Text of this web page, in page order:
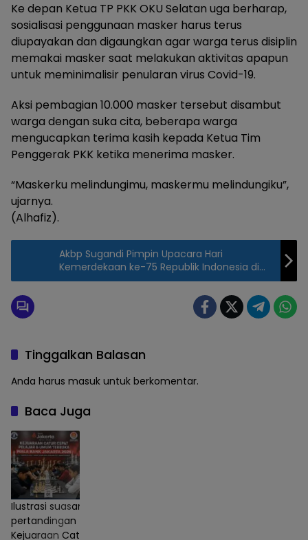
Ke depan Ketua TP PKK OKU Selatan uga berharap,
sosialisasi penggunaan masker harus terus
diupayakan dan digaungkan agar warga terus disiplin
memakai masker saat melakukan aktivitas apapun
untuk meminimalisir penularan virus Covid-19.
Aksi pembagian 10.000 masker tersebut disambut
warga dengan suka cita, beberapa warga
mengucapkan terima kasih kepada Ketua Tim
Penggerak PKK ketika menerima masker.
“Maskerku melindungimu, maskermu melindungiku”,
ujarnya.
(Alhafiz).
Akbp Sugandi Pimpin Upacara Hari
Kemerdekaan ke-75 Republik Indonesia di
Ponpes Walisongo
Tinggalkan Balasan
Anda harus masuk untuk berkomentar.
Baca Juga
Ilustrasi suasana
pertandingan
Kejuaraan Catur